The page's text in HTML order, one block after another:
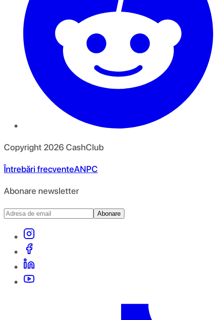
Copyright 2026CashClub
Întrebări frecventeANPC
Abonare newsletter
Abonare